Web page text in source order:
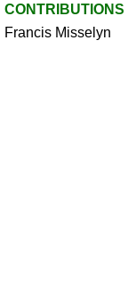
CONTRIBUTIONS
Francis Misselyn